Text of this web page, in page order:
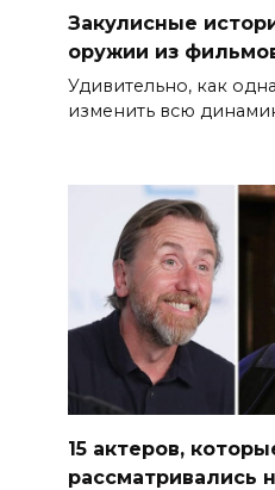
Закулисные
оружии из
Удивительно, как
изменить всю
15 актеров,
рассматривались